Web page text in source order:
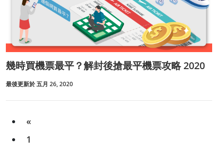
幾時買機票最平？解封後搶最平機票攻略 2020
最後更新於 五月 26, 2020
«
1